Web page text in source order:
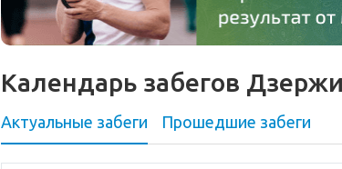
Календарь забегов
Актуальные забеги Прошедшие забеги